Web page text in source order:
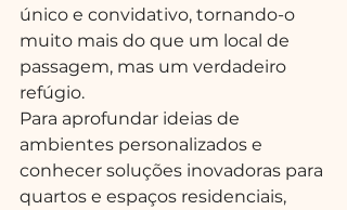
único e convidativo, tornando-o
muito mais do que um local de
passagem, mas um verdadeiro
refúgio.
Para aprofundar ideias de
ambientes personalizados e
conhecer soluções inovadoras para
quartos e espaços residenciais,